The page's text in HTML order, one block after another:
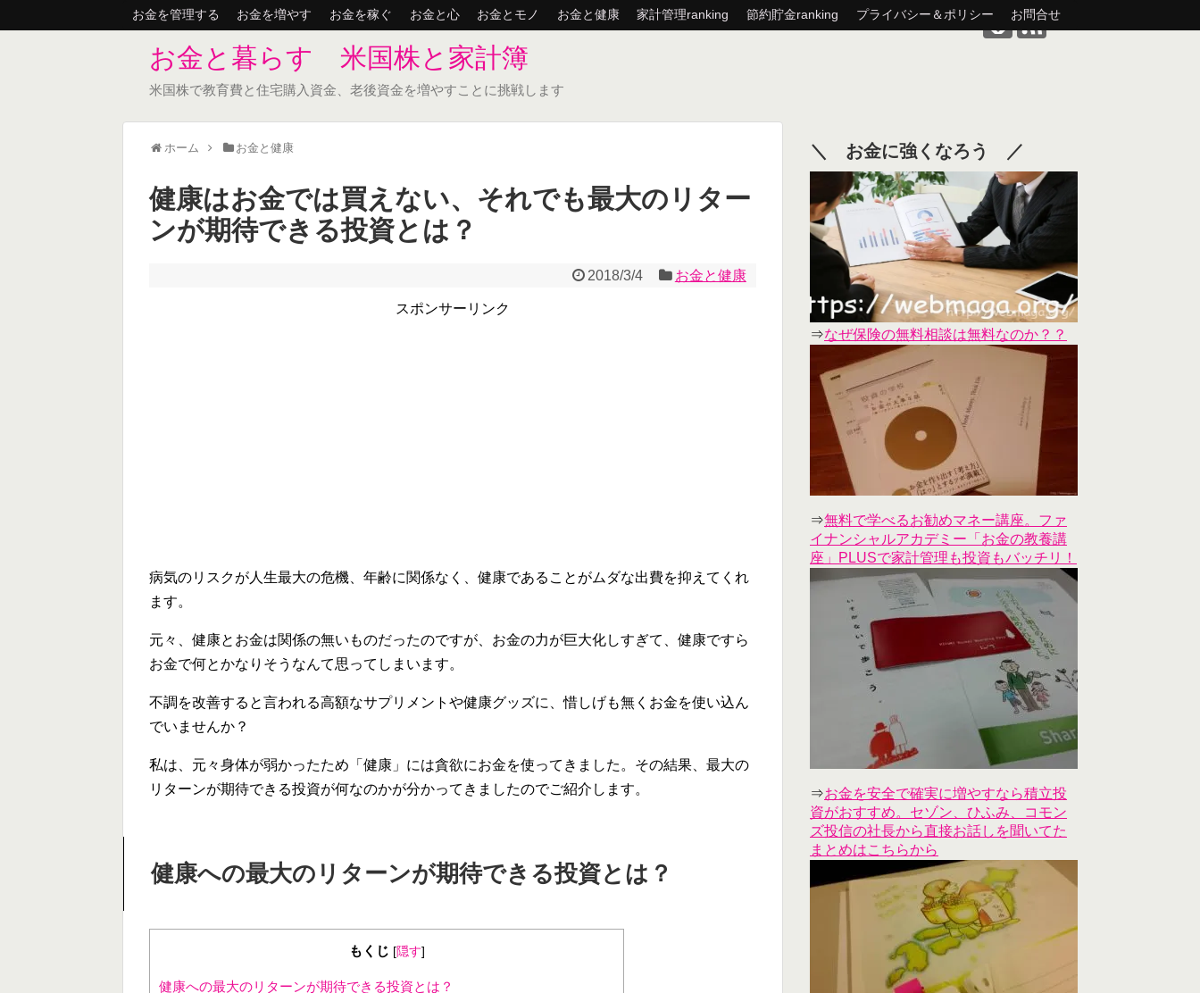
お金を管理する お金を増やす お金を稼ぐ お金と心 お金とモノ お金と健康 家計管理ranking 節約貯金ranking プライバシー＆ポリシー お問合せ
お金と暮らす 米国株と家計簿
米国株で教育費と住宅購入資金、老後資金を増やすことに挑戦します
ホーム お金と健康
健康はお金では買えない、それでも最大のリター
ンが期待できる投資とは？
2018/3/4 お金と健康
スポンサーリンク
病気のリスクが人生最大の危機、年齢に関係なく、健康であることがムダな出費を抑えてくれ
ます。
元々、健康とお金は関係の無いものだったのですが、お金の力が巨大化しすぎて、健康ですら
お金で何とかなりそうなんて思ってしまいます。
不調を改善すると言われる高額なサプリメントや健康グッズに、惜しげも無くお金を使い込ん
でいませんか？
私は、元々身体が弱かったため「健康」には貪欲にお金を使ってきました。その結果、最大の
リターンが期待できる投資が何なのかが分かってきましたのでご紹介します。
健康への最大のリターンが期待できる投資とは？
もくじ [隠す]
健康への最大のリターンが期待できる投資とは？
＼ お金に強くなろう ／
⇒なぜ保険の無料相談は無料なのか？？
⇒無料で学べるお勧めマネー講座。ファ
イナンシャルアカデミー「お金の教養講
座」PLUSで家計管理も投資もバッチリ！
⇒お金を安全で確実に増やすなら積立投
資がおすすめ。セゾン、ひふみ、コモン
ズ投信の社長から直接お話しを聞いてた
まとめはこちらから